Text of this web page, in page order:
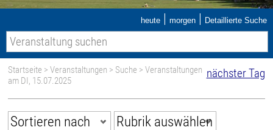
heute | morgen | Detaillierte Suche
nächster Tag
Startseite >Veranstaltungen > Suche > Veranstaltungen
am DI, 15.07.2025